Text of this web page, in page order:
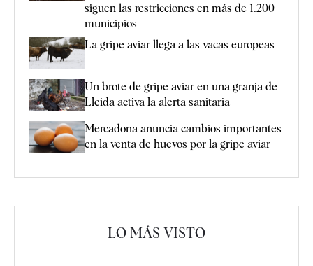
siguen las restricciones en más de 1.200
municipios
La gripe aviar llega a las vacas europeas
Un brote de gripe aviar en una granja de
Lleida activa la alerta sanitaria
Mercadona anuncia cambios importantes
en la venta de huevos por la gripe aviar
LO MÁS VISTO